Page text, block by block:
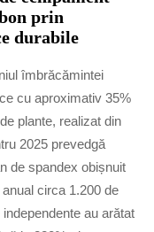
prin
durabile
îmbrăcămintei
cu aproximativ 35%
plante, realizat din
2025 prevedgă
de spandex obișnuit
circa 1.200 de
au arătat